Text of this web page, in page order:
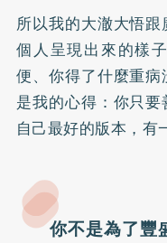
所以我的大澈大悟
個人呈現出來的樣
便、你得了什麼重
是我的心得：你只
自己最好的版本，有
你不是為了豐